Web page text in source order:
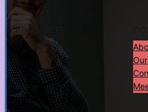
PRODUCTS